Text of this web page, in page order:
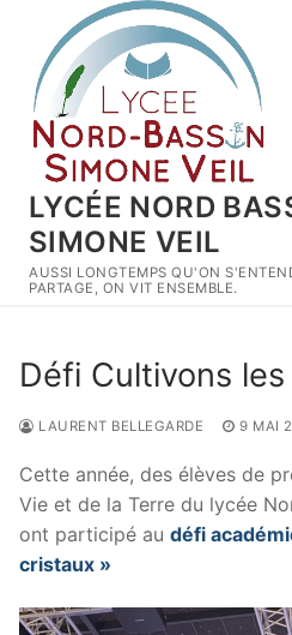
contenu
LYCÉE NORD
SIMONE VEIL
AUSSI LONGTEMPS QU'ON
PARTAGE, ON VIT ENSEMBLE.
Défi Cultivons
LAURENT BELLEGARDE 9 MAI
Cette année, des élèves de
Vie et de la Terre du lycée
ont participé au défi
cristaux »